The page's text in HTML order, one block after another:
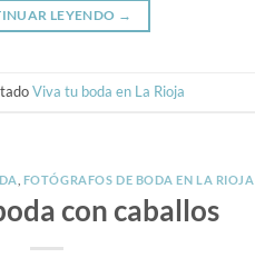
LEYENDO →
Viva tu boda en La Rioja
FOTÓGRAFOS DE BODA EN LA RIOJA
con caballos